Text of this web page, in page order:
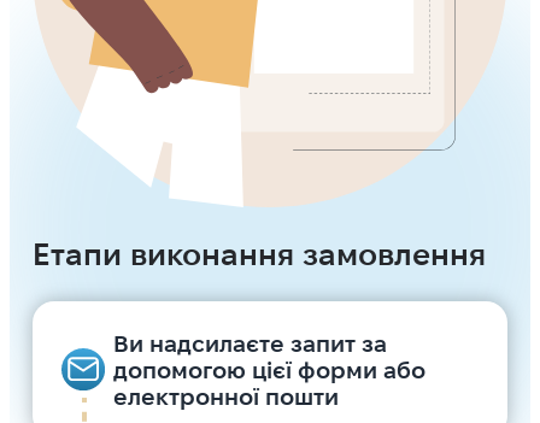
Етапи виконання замовлення
Ви надсилаєте запит за
допомогою цієї форми або
електронної пошти